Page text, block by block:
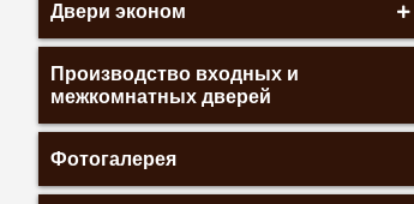
Двери эконом
Производство входных и
межкомнатных дверей
Фотогалерея